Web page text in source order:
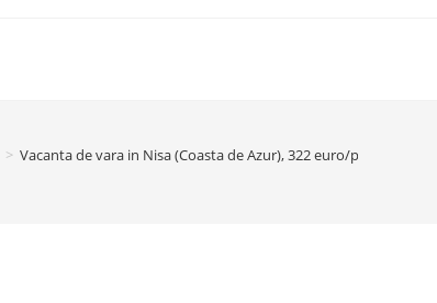
> Vacanta de vara in Nisa (Coasta de Azur), 322 euro/pers